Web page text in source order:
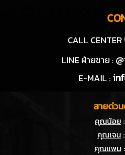
CALL CENTER
LINE ฝ่ายขาย :
E-MAIL :
สายด่ว
คุณน้อย
คุณเจน
คุณแพม